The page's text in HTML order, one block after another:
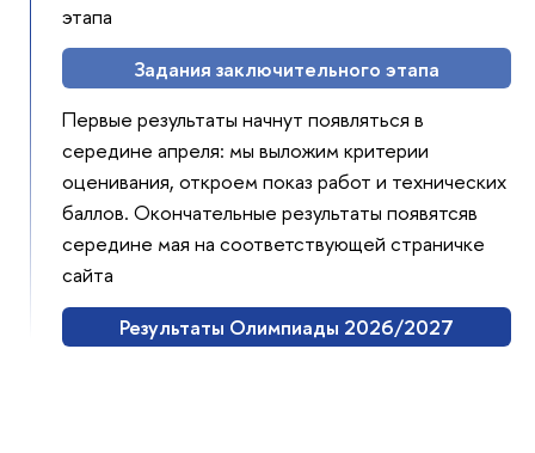
этапа
Задания заключительного этапа
Первые результаты начнут появляться в
середине апреля: мы выложим критерии
оценивания, откроем показ работ и технических
баллов. Окончательные результаты появятсяв
середине мая на соответствующей страничке
сайта
Результаты Олимпиады 2026/2027